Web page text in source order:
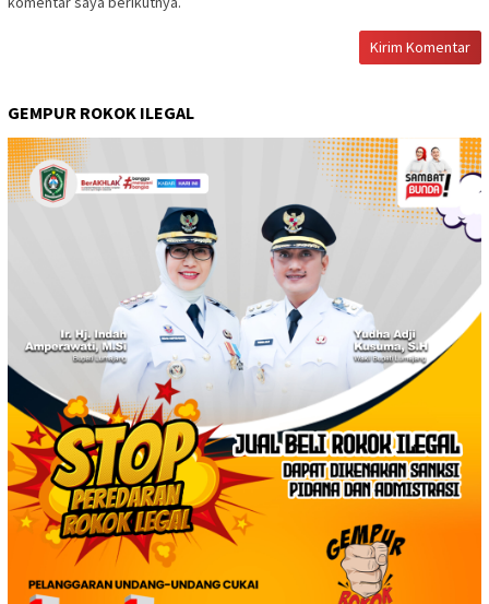
GEMPUR ROKOK ILEGAL